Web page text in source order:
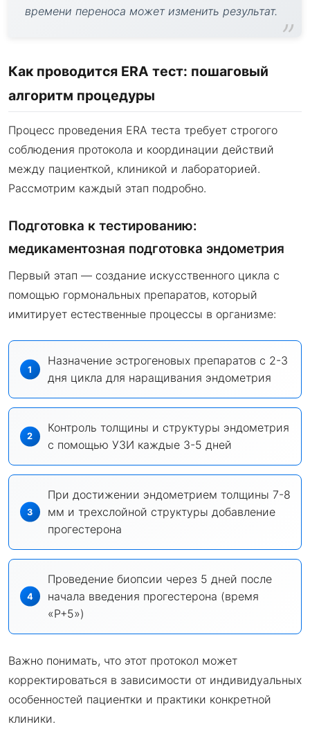
времени переноса может изменить результат.
Как проводится ERA тест: пошаговый
алгоритм процедуры
Процесс проведения ERA теста требует строгого
соблюдения протокола и координации действий
между пациенткой, клиникой и лабораторией.
Рассмотрим каждый этап подробно.
Подготовка к тестированию:
медикаментозная подготовка эндометрия
Первый этап — создание искусственного цикла с
помощью гормональных препаратов, который
имитирует естественные процессы в организме:
Назначение эстрогеновых препаратов с 2-3
дня цикла для наращивания эндометрия
Контроль толщины и структуры эндометрия
с помощью УЗИ каждые 3-5 дней
При достижении эндометрием толщины 7-8
мм и трехслойной структуры добавление
прогестерона
Проведение биопсии через 5 дней после
начала введения прогестерона (время
«P+5»)
Важно понимать, что этот протокол может
корректироваться в зависимости от индивидуальных
особенностей пациентки и практики конкретной
клиники.